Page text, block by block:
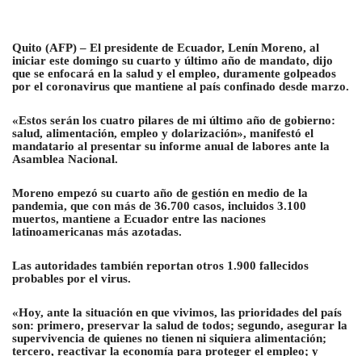
Quito (AFP) – El presidente de Ecuador, Lenín Moreno, al
iniciar este domingo su cuarto y último año de mandato, dijo
que se enfocará en la salud y el empleo, duramente golpeados
por el coronavirus que mantiene al país confinado desde marzo.
«Estos serán los cuatro pilares de mi último año de gobierno:
salud, alimentación, empleo y dolarización», manifestó el
mandatario al presentar su informe anual de labores ante la
Asamblea Nacional.
Moreno empezó su cuarto año de gestión en medio de la
pandemia, que con más de 36.700 casos, incluidos 3.100
muertos, mantiene a Ecuador entre las naciones
latinoamericanas más azotadas.
Las autoridades también reportan otros 1.900 fallecidos
probables por el virus.
«Hoy, ante la situación en que vivimos, las prioridades del país
son: primero, preservar la salud de todos; segundo, asegurar la
supervivencia de quienes no tienen ni siquiera alimentación;
tercero, reactivar la economía para proteger el empleo; y